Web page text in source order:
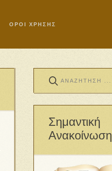
ΟΡΟΙ ΧΡΗΣΗΣ
Σημαντική
Ανακοίνωση